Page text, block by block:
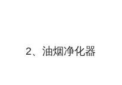
2、油烟净化器